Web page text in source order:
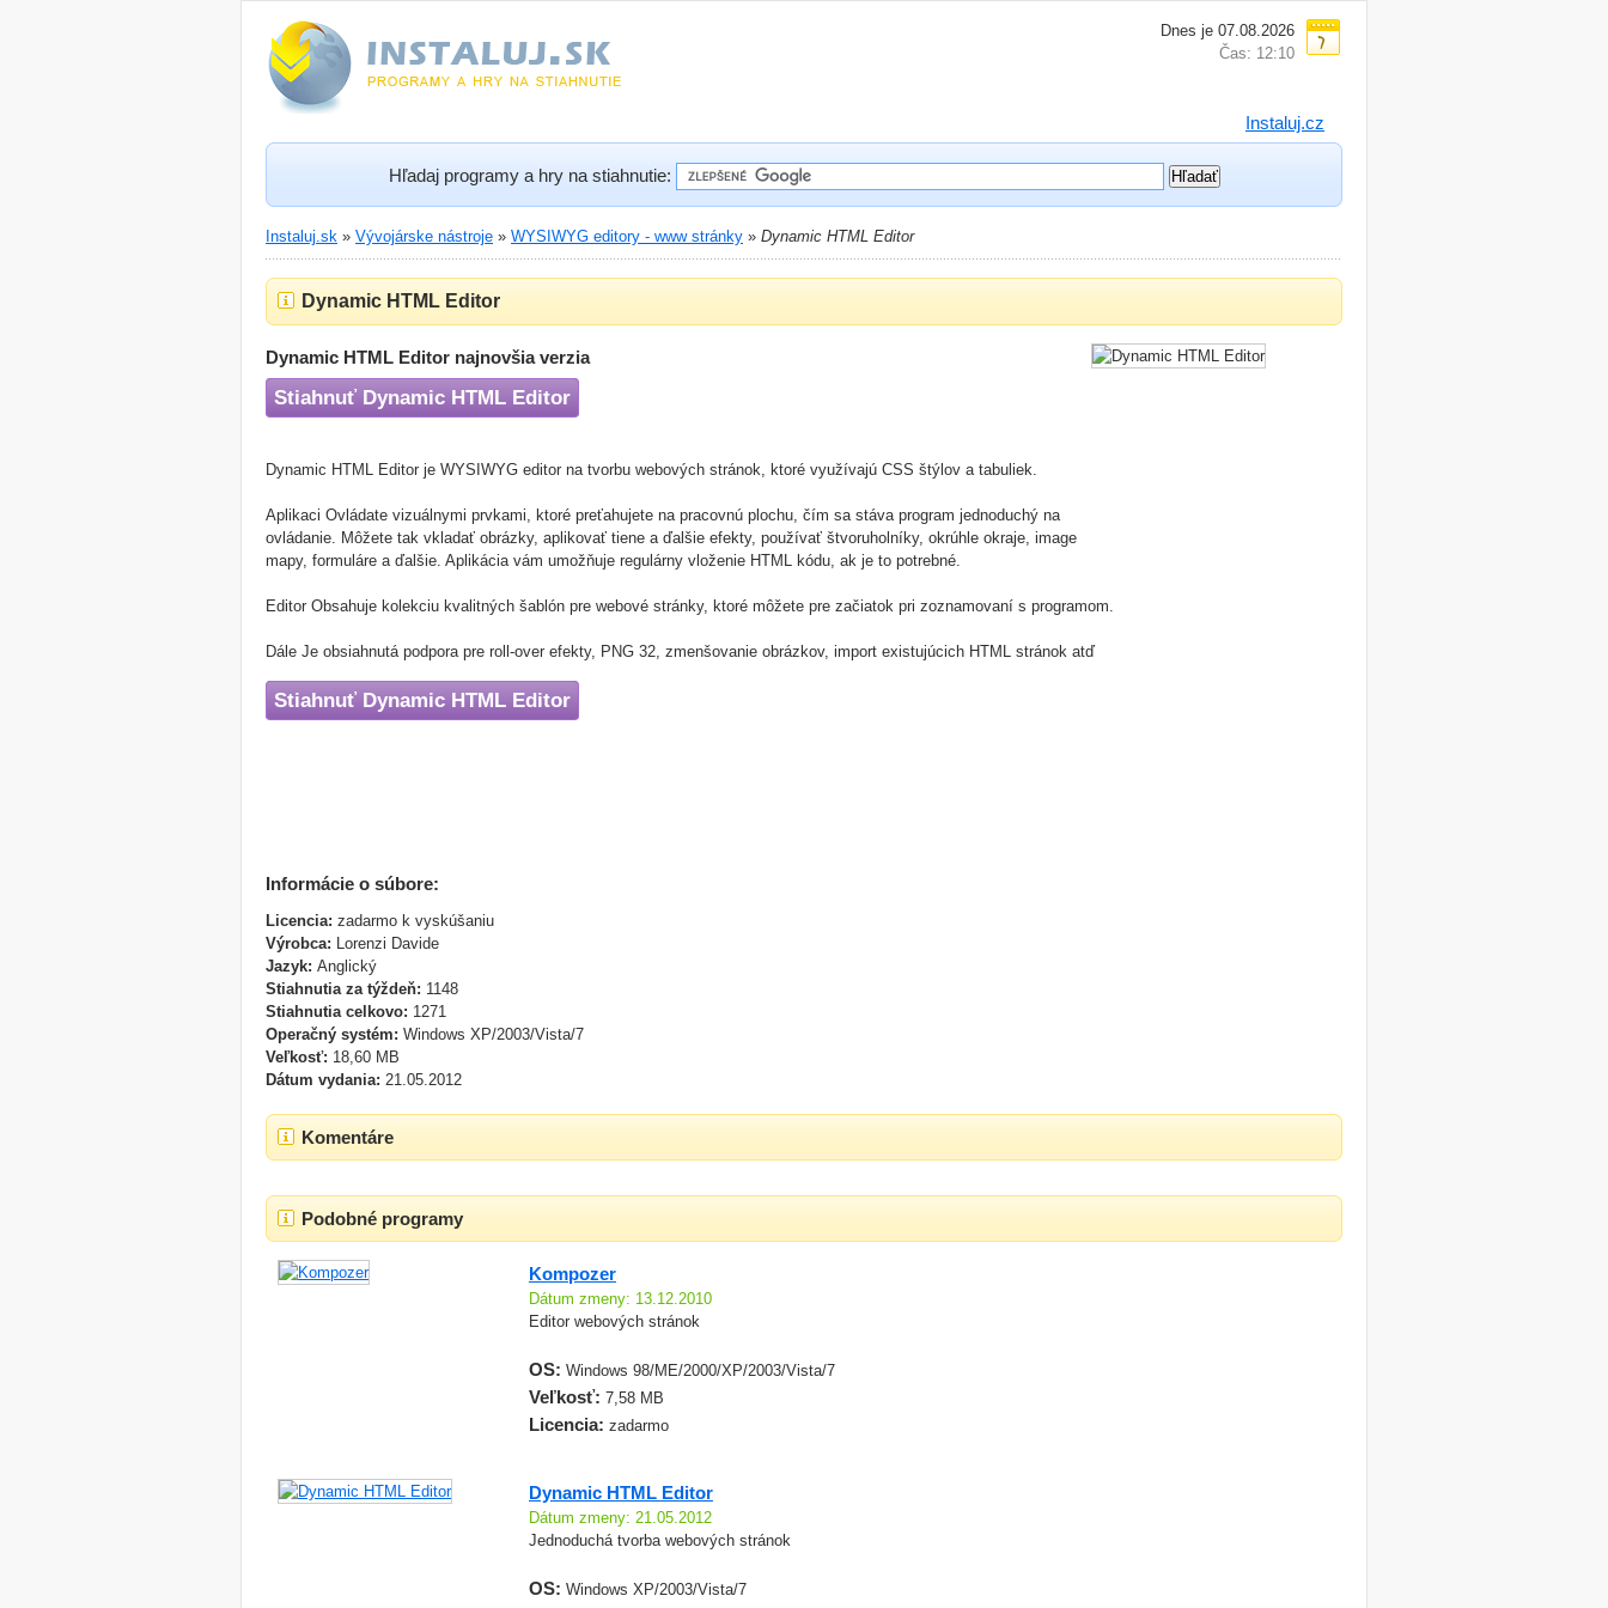
Dnes je 07.08.2026
Čas: 12:10
Instaluj.cz
Hľadaj programy a hry na stiahnutie:
Instaluj.sk » Vývojárske nástroje » WYSIWYG editory - www stránky » Dynamic HTML Editor
Dynamic HTML Editor
Dynamic HTML Editor najnovšia verzia
Stiahnuť Dynamic HTML Editor
Dynamic HTML Editor je WYSIWYG editor na tvorbu webových stránok, ktoré využívajú CSS štýlov a tabuliek.
Aplikaci Ovládate vizuálnymi prvkami, ktoré preťahujete na pracovnú plochu, čím sa stáva program jednoduchý na
ovládanie. Môžete tak vkladať obrázky, aplikovať tiene a ďalšie efekty, používať štvoruholníky, okrúhle okraje, image
mapy, formuláre a ďalšie. Aplikácia vám umožňuje regulárny vloženie HTML kódu, ak je to potrebné.
Editor Obsahuje kolekciu kvalitných šablón pre webové stránky, ktoré môžete pre začiatok pri zoznamovaní s programom.
Dále Je obsiahnutá podpora pre roll-over efekty, PNG 32, zmenšovanie obrázkov, import existujúcich HTML stránok atď
Stiahnuť Dynamic HTML Editor
Informácie o súbore:
Licencia: zadarmo k vyskúšaniu
Výrobca: Lorenzi Davide
Jazyk: Anglický
Stiahnutia za týždeň: 1148
Stiahnutia celkovo: 1271
Operačný systém: Windows XP/2003/Vista/7
Veľkosť: 18,60 MB
Dátum vydania: 21.05.2012
Komentáre
Podobné programy
Kompozer
Dátum zmeny: 13.12.2010
Editor webových stránok
OS: Windows 98/ME/2000/XP/2003/Vista/7
Veľkosť: 7,58 MB
Licencia: zadarmo
Dynamic HTML Editor
Dátum zmeny: 21.05.2012
Jednoduchá tvorba webových stránok
OS: Windows XP/2003/Vista/7